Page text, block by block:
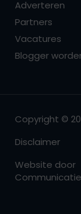
Adverteren
Partners
Vacatures
Blogger
Copyright ©
Disclaimer
Website door